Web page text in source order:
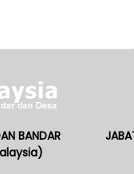
BANDAR